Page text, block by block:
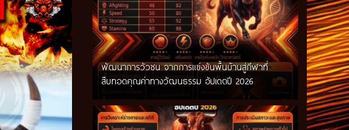
พัฒนาการวัวชน จากการแข่งขันพื้นบ้านสู่กีฬาที่
สืบทอดคุณค่าทางวัฒนธรรม อัปเดตปี 2026